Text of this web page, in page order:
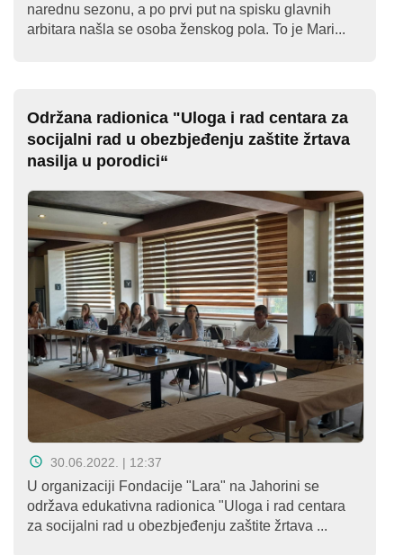
narednu sezonu, a po prvi put na spisku glavnih
arbitara našla se osoba ženskog pola. To je Mari...
Održana radionica "Uloga i rad centara za
socijalni rad u obezbjeđenju zaštite žrtava
nasilja u porodici“
30.06.2022. | 12:37
U organizaciji Fondacije "Lara" na Jahorini se
održava edukativna radionica "Uloga i rad centara
za socijalni rad u obezbjeđenju zaštite žrtava ...